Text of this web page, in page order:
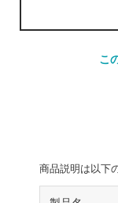
こ
商品説明は以下